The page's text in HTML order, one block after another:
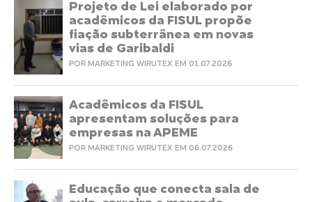
Projeto de Lei elaborado por
acadêmicos da FISUL propõe
fiação subterrânea em novas
vias de Garibaldi
POR MARKETING WIRUTEX EM 01.07.2026
Acadêmicos da FISUL
apresentam soluções para
empresas na APEME
POR MARKETING WIRUTEX EM 06.07.2026
Educação que conecta sala de